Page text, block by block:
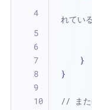
れてい
    }
}
// また